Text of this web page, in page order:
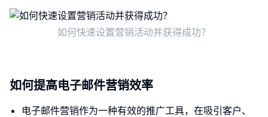
如何快速设置营销活动并获得成功？
如何提高电子邮件营销效率
电子邮件营销作为一种有效的推广工具，在吸引客户、